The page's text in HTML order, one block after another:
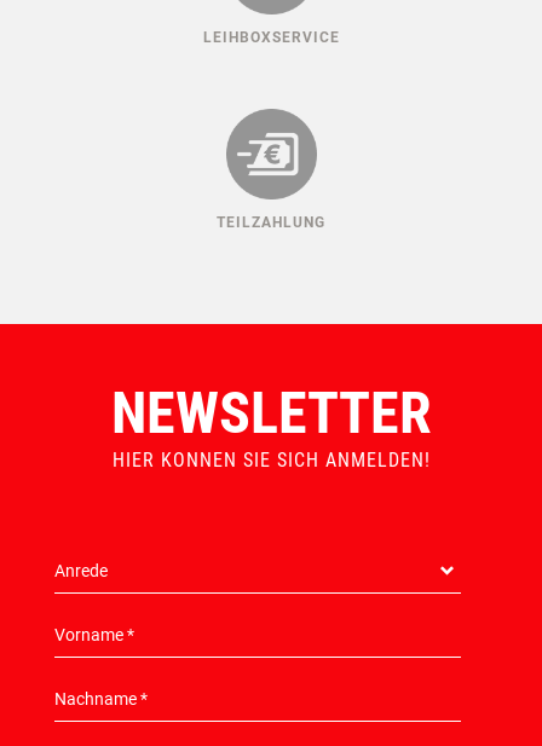
LEIHBOXSERVICE
TEILZAHLUNG
NEWSLETTER
HIER KONNEN SIE SICH ANMELDEN!